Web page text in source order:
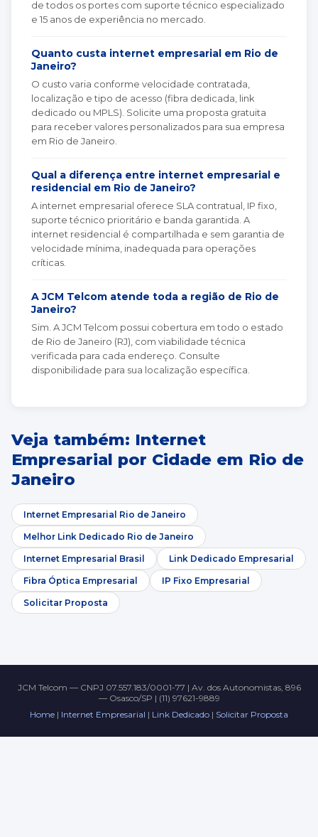
de todos os portes com suporte técnico especializado
e 15 anos de experiência no mercado.
Quanto custa internet empresarial em Rio de
Janeiro?
O custo varia conforme velocidade contratada,
localização e tipo de acesso (fibra dedicada, link
dedicado ou MPLS). Solicite uma proposta gratuita
para receber valores personalizados para sua empresa
em Rio de Janeiro.
Qual a diferença entre internet empresarial e
residencial em Rio de Janeiro?
A internet empresarial oferece SLA contratual, IP fixo,
suporte técnico prioritário e banda garantida. A
internet residencial é compartilhada e sem garantia de
velocidade mínima, inadequada para operações
críticas.
A JCM Telcom atende toda a região de Rio de
Janeiro?
Sim. A JCM Telcom possui cobertura em todo o estado
de Rio de Janeiro (RJ), com viabilidade técnica
verificada para cada endereço. Consulte
disponibilidade para sua localização específica.
Veja também: Internet
Empresarial por Cidade em Rio de
Janeiro
Internet Empresarial Rio de Janeiro
Melhor Link Dedicado Rio de Janeiro
Internet Empresarial Brasil Link Dedicado Empresarial
Fibra Óptica Empresarial IP Fixo Empresarial
Solicitar Proposta
JCM Telcom — CNPJ 07.557.183/0001-77 | Av. dos Autonomistas, 896
— Osasco/SP | (11) 97621-9889
Home | Internet Empresarial | Link Dedicado | Solicitar Proposta